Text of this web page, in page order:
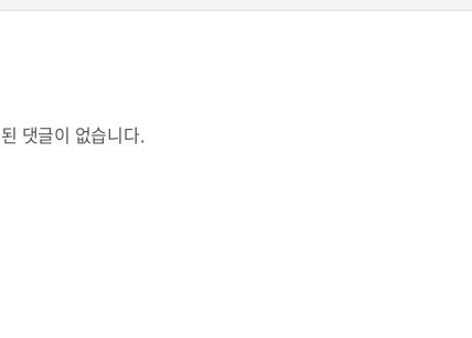
댓글이 없습니다.